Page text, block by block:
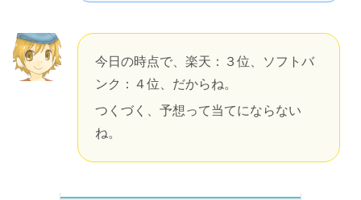
今日の時点で、楽天：３位、ソフトバ
ンク：４位、だからね。
つくづく、予想って当てにならない
ね。